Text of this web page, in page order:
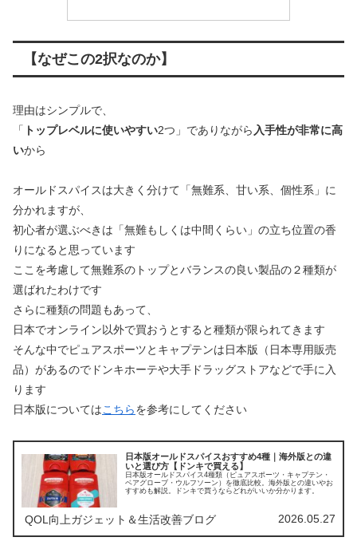
【なぜこの2択なのか】
理由はシンプルで、
「 トップレベルに使いやすい2つ」でありながら 入手性が非常に高
いから
オールドスパイスは大きく分けて「無難系、甘い系、個性系」に
分かれますが、
初心者が選ぶべきは「無難もしくは中間くらい」の立ち位置の香
りになると思っています
ここを考慮して無難系のトップとバランスの良い製品の２種類が
選ばれたわけです
さらに種類の問題もあって、
日本でオンライン以外で買おうとすると種類が限られてきます
そんな中でピュアスポーツとキャプテンは日本版（日本専用販売
品）があるのでドンキホーテや大手ドラッグストアなどで手に入
ります
日本版についてはこちらを参考にしてください
日本版オールドスパイスおすすめ4種｜海外版との違
いと選び方【ドンキで買える】
日本版オールドスパイス4種類（ピュアスポーツ・キャプテン・
ベアグローブ・ウルフソーン）を徹底比較。海外版との違いやお
すすめも解説。ドンキで買うならどれがいいか分かります。
QOL向上ガジェット＆生活改善ブログ 2026.05.27